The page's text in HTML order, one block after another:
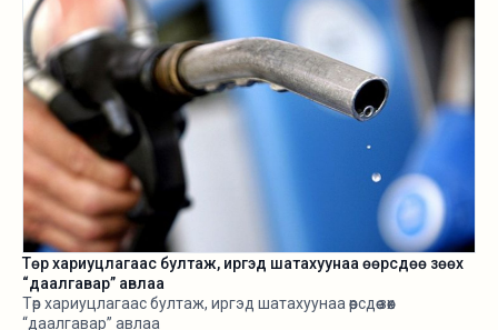
Төр хариуцлагаас бултаж, иргэд шатахуунаа өөрсдөө зөөх
“даалгавар” авлаа
Төр хариуцлагаас бултаж, иргэд шатахуунаа өөрсдөө зөөх
“даалгавар” авлаа